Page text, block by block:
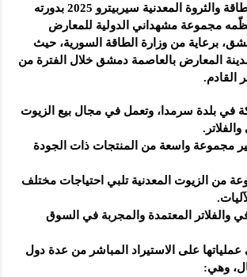
الدولي للبترول والطاقة والثروة المعدنية سيربيترو 2025 بدورته
مجموعة مشهداني الدولية للمعارض
برعاية من وزارة الطاقة السورية، حيث
المعارض بالعاصمة دمشق خلال الفترة من
في بلدة سرمدا، وتعمل في مجال بيع الزيوت
مجموعة واسعة من المنتجات ذات الجودة
من الزيوت المعدنية تلبي احتياجات مختلف
والفلاتر المعتمدة والمجربة في السوق
على الاستيراد المباشر من عدة دول
وهي: